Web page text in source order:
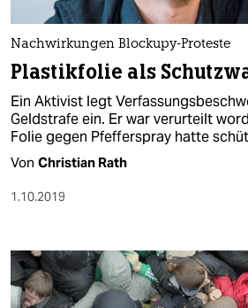
nord
wahrheit
verlag
verlag
veranstaltungen
fragen & hilfe
unterstützen
Nachwirkungen Blockupy-Proteste
Plastikfolie als
Ein Aktivist legt
Geldstrafe ein. Er war verurteilt
Folie gegen Pfefferspray hatte
Von Christian Rath
1.10.2019